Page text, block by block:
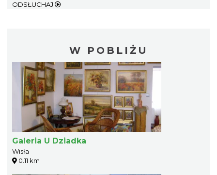
ODSŁUCHAJ
W POBLIŻU
Galeria U Dziadka
Wisła
0.11 km